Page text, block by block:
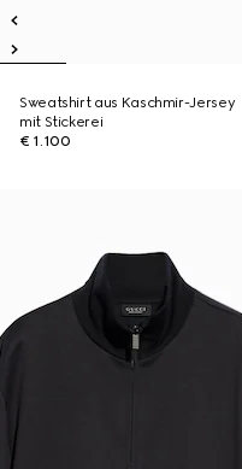
Sweatshirt aus Kaschmir-Jersey
mit Stickerei
€ 1.100